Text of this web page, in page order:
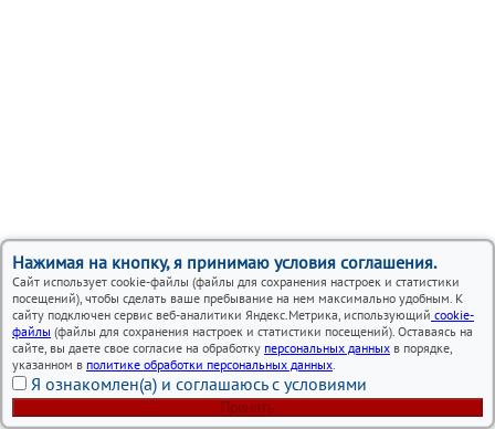
Нажимая на кнопку, я принимаю условия соглашения.
Сайт использует cookie-файлы (файлы для сохранения настроек и статистики
посещений), чтобы сделать ваше пребывание на нем максимально удобным. К
сайту подключен сервис веб-аналитики Яндекс.Метрика, использующий cookie-
файлы (файлы для сохранения настроек и статистики посещений). Оставаясь на
сайте, вы даете свое согласие на обработку персональных данных в порядке,
указанном в политике обработки персональных данных.
Я ознакомлен(а) и соглашаюсь с условиями
Принять